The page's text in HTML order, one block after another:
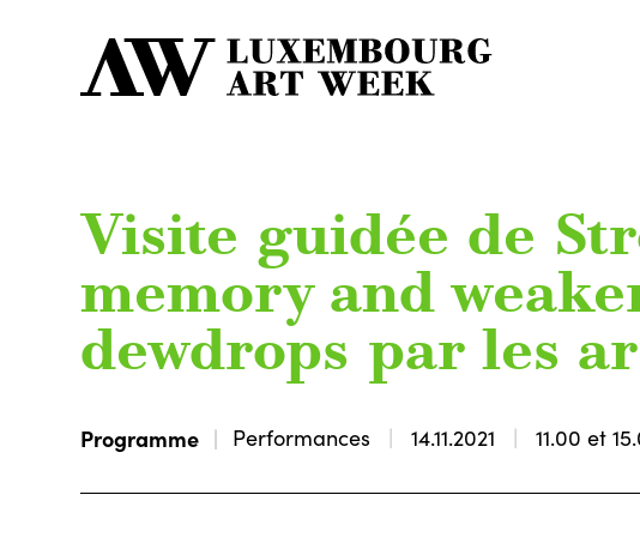
Visite guidée de
memory and
dewdrops par les
Programme Performances 14.11.2021 11.00 et